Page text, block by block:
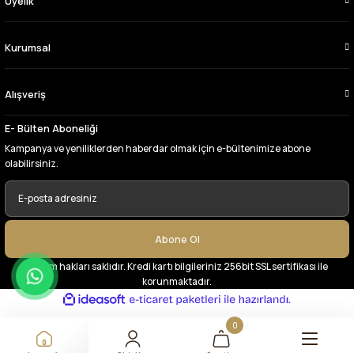
tercih ettiğim kumaşçi
Çok memnun kaldım,teşekkürler
A... Y... | 13/06/2026
Deneyimini Paylaş
Kurumsal
Alışveriş
E- Bülten Aboneliği
Kampanya ve yeniliklerden haberdar olmak için e-bültenimize abone
olabilirsiniz.
Abone Ol
© Tüm hakları saklıdır. Kredi kartı bilgileriniz 256bit SSL sertifikası ile
korunmaktadır.
0
ideasoft
e-
paketleri